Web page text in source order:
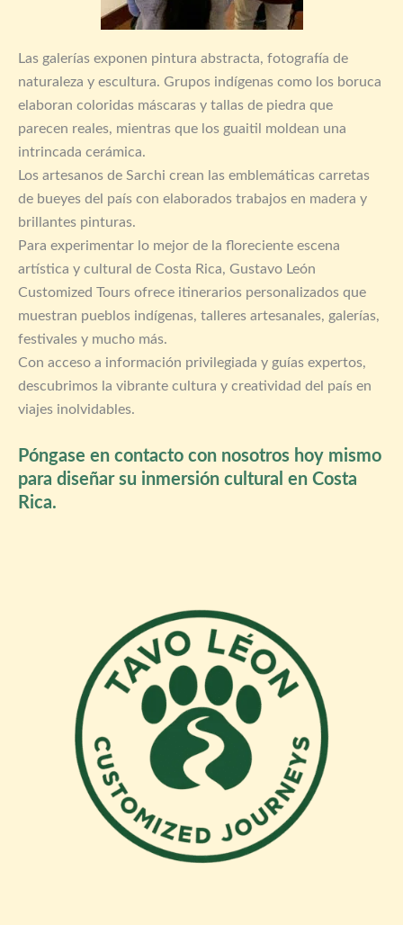
Las galerías exponen pintura abstracta, fotografía de
naturaleza y escultura. Grupos indígenas como los boruca
elaboran coloridas máscaras y tallas de piedra que
parecen reales, mientras que los guaitil moldean una
intrincada cerámica.
Los artesanos de Sarchi crean las emblemáticas carretas
de bueyes del país con elaborados trabajos en madera y
brillantes pinturas.
Para experimentar lo mejor de la floreciente escena
artística y cultural de Costa Rica, Gustavo León
Customized Tours ofrece itinerarios personalizados que
muestran pueblos indígenas, talleres artesanales, galerías,
festivales y mucho más.
Con acceso a información privilegiada y guías expertos,
descubrimos la vibrante cultura y creatividad del país en
viajes inolvidables.
Póngase en contacto con nosotros hoy mismo
para diseñar su inmersión cultural en Costa
Rica.